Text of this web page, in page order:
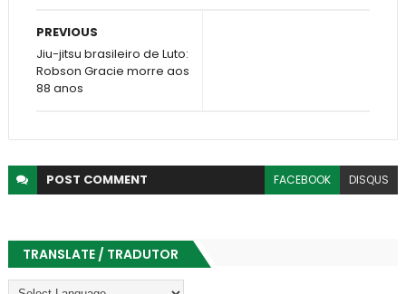
PREVIOUS
Jiu-jitsu brasileiro de Luto:
Robson Gracie morre aos
88 anos
POST COMMENT FACEBOOK DISQUS
TRANSLATE / TRADUTOR